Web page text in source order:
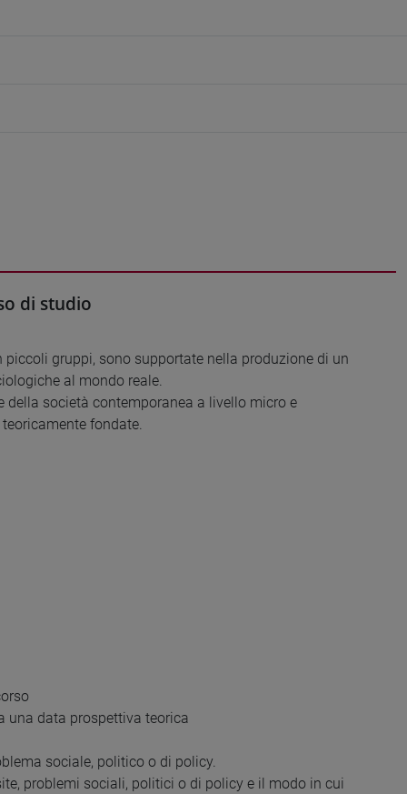
di studio
piccoli gruppi, sono supportate nella produzione di un
al mondo reale.
società contemporanea a livello micro e
fondate.
una data prospettiva teorica
sociale, politico o di policy.
problemi sociali, politici o di policy e il modo in cui